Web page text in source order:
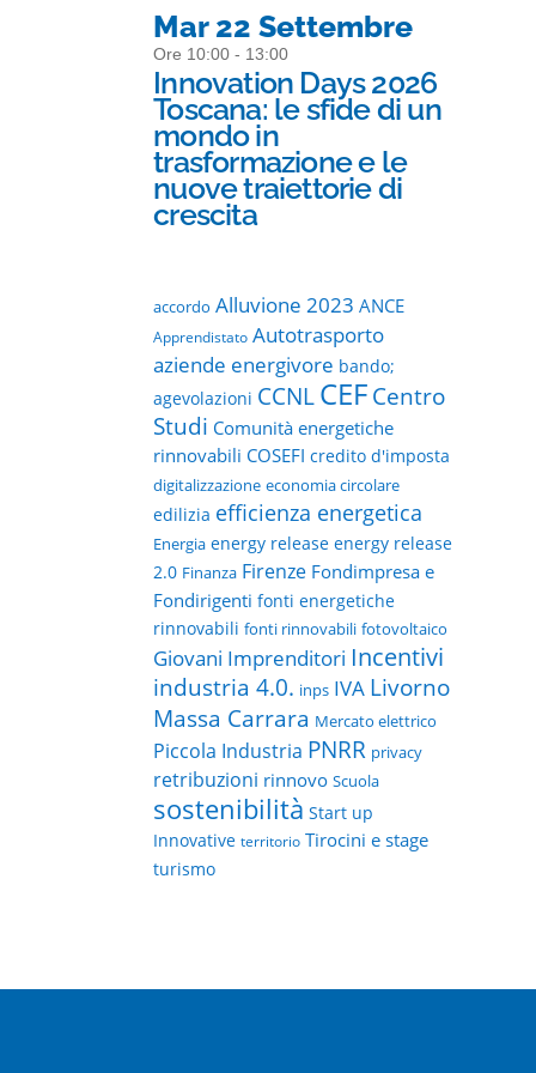
Mar 22 Settembre
Ore 10:00 - 13:00
Innovation Days 2026
Toscana: le sfide di un
mondo in
trasformazione e le
nuove traiettorie di
crescita
accordo Alluvione 2023 ANCE
Apprendistato Autotrasporto
aziende energivore bando;
agevolazioni CCNLCEF Centro
Studi Comunità energetiche
rinnovabili COSEFI credito d'imposta
digitalizzazione economia circolare
edilizia efficienza energetica
Energia energy release energy release
2.0 Finanza Firenze Fondimpresa e
Fondirigenti fonti energetiche
rinnovabili fonti rinnovabili fotovoltaico
Giovani Imprenditori Incentivi
industria 4.0. inps IVA Livorno
Massa Carrara Mercato elettrico
Piccola Industria PNRR privacy
retribuzioni rinnovo Scuola
sostenibilità Start up
Innovative territorio Tirocini e stage
turismo